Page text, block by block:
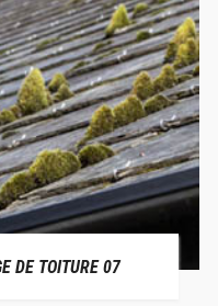
DE TOITURE 07